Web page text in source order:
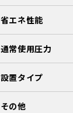
省エネ性能
通常使用圧力
設置タイプ
その他